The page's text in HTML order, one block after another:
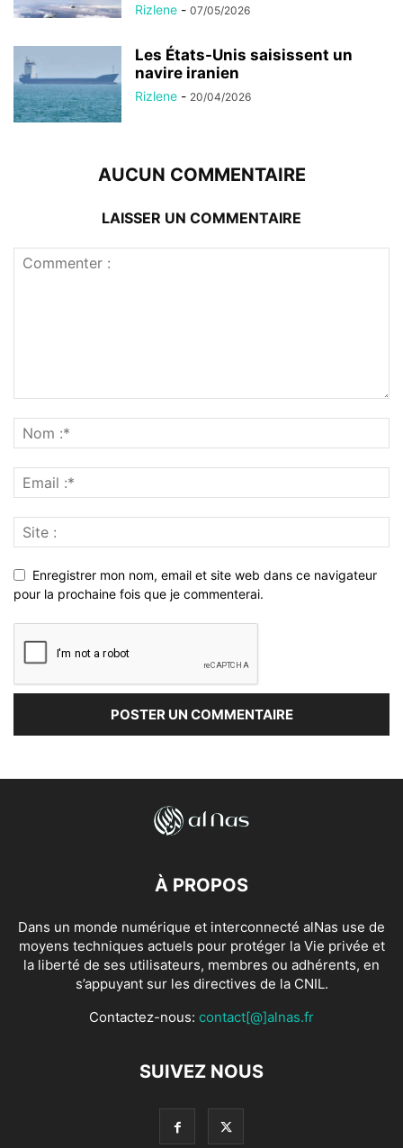
Rizlene - 07/05/2026
Les États-Unis saisissent un
navire iranien
Rizlene - 20/04/2026
AUCUN COMMENTAIRE
LAISSER UN COMMENTAIRE
Enregistrer mon nom, email et site web dans ce navigateur
pour la prochaine fois que je commenterai.
À PROPOS
Dans un monde numérique et interconnecté alNas use de
moyens techniques actuels pour protéger la Vie privée et
la liberté de ses utilisateurs, membres ou adhérents, en
s’appuyant sur les directives de la CNIL.
Contactez-nous: contact[@]alnas.fr
SUIVEZ NOUS